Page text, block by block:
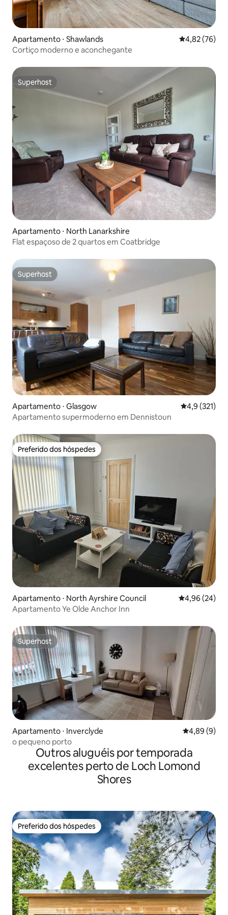
Apartamento ⋅ Shawlands 4,82 de uma
4,82 (76)
Cortiço moderno e aconchegante
Superhost
Superhost
Apartamento ⋅ North Lanarkshire
Flat espaçoso de 2 quartos em Coatbridge
Superhost
Superhost
Apartamento ⋅ Glasgow 4,9 de uma
4,9 (321)
Apartamento supermoderno em Dennistoun
Preferido dos hóspedes
Preferido dos hóspedes
Apartamento ⋅ North Ayrshire Council 4,96 de uma
4,96 (24)
Apartamento Ye Olde Anchor Inn
Superhost
Superhost
Apartamento ⋅ Inverclyde 4,89 de uma
4,89 (9)
o pequeno porto
Outros aluguéis por temporada
excelentes perto de Loch Lomond
Shores
Preferido dos hóspedes
Preferido dos hóspedes